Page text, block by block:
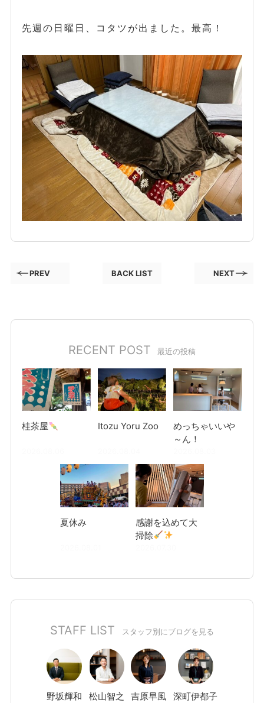
先週の日曜日、コタツが出ました。最高！
PREV BACK LIST NEXT
RECENT POST 最近の投稿
桂茶屋 Itozu Yoru Zoo
めっちゃいいや
～ん！
夏休み
感謝を込めて大
掃除
STAFF LIST スタッフ別にブログを見る
野坂輝和 松山智之 吉原早風 深町伊都子